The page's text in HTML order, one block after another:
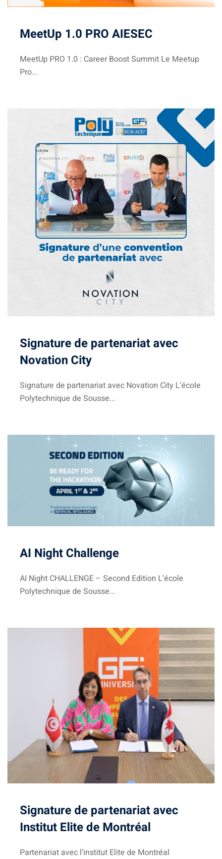
MeetUp 1.0 PRO AIESEC
MeetUp PRO 1.0 : Career Boost Summit Le Meetup
Pro...
Signature de partenariat avec
Novation City
Signature de partenariat avec Novation City L’école
Polytechnique de Sousse...
AI Night Challenge
AI Night CHALLENGE – Second Edition L’école
Polytechnique de Sousse...
Signature de partenariat avec
Institut Elite de Montréal
Partenariat avec l’institut Elite de Montréal